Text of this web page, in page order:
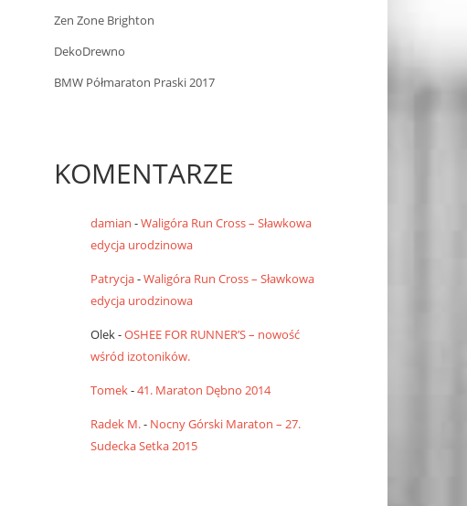
Zen Zone Brighton
DekoDrewno
BMW Półmaraton Praski 2017
KOMENTARZE
damian -Waligóra Run Cross – Sławkowa
edycja urodzinowa
Patrycja-Waligóra Run Cross – Sławkowa
edycja urodzinowa
Olek-OSHEE FOR RUNNER’S – nowość
wśród izotoników.
Tomek-41. Maraton Dębno 2014
Radek M.- Nocny Górski Maraton – 27.
Sudecka Setka 2015